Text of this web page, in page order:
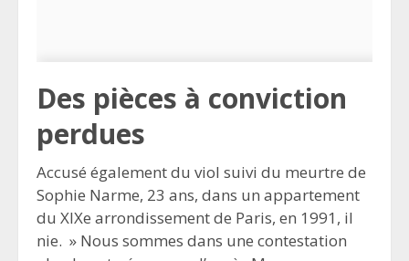
Des pièces à conviction
perdues
Accusé également du viol suivi du meurtre de
Sophie Narme, 23 ans, dans un appartement
du XIXe arrondissement de Paris, en 1991, il
nie. » Nous sommes dans une contestation